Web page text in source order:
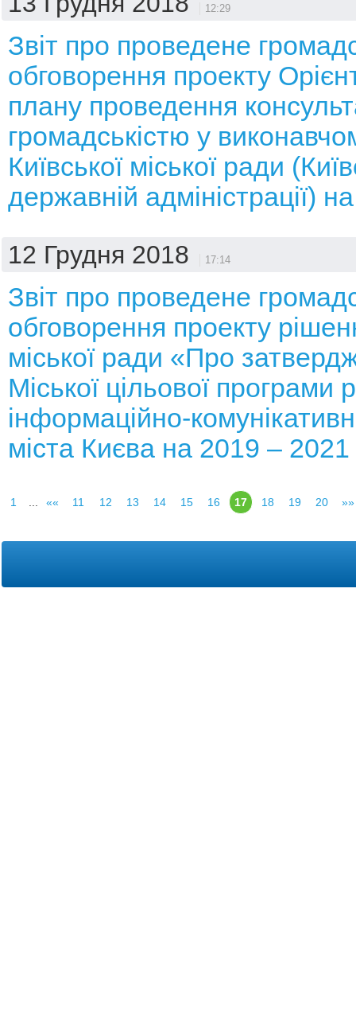
12:29
Звіт про проведене
обговорення проекту
плану проведення
громадськістю у
Київської міської ради
державній адміністрації)
12 Грудня 2018 17:14
Звіт про проведене
обговорення проекту
міської ради «Про
Міської цільової програми
інформаційно-
міста Києва на 2019 –
1 «« 11 12 13 14 15 16 17 18 19 20 »»